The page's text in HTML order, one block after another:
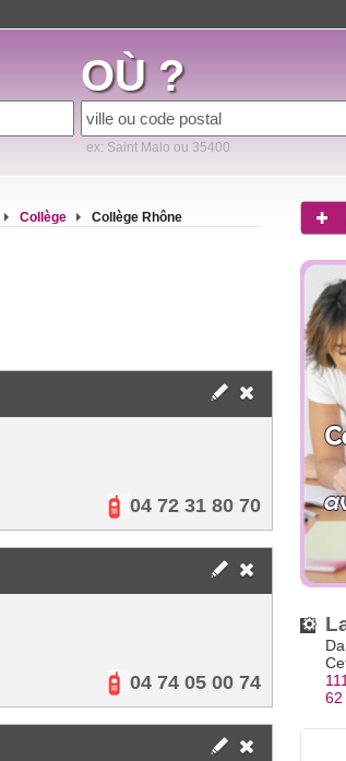
OÙ ?
ex: Saint Malo ou 35400
Collège Collège Rhône
04 72 31 80 70
04 74 05 00 74
111
62